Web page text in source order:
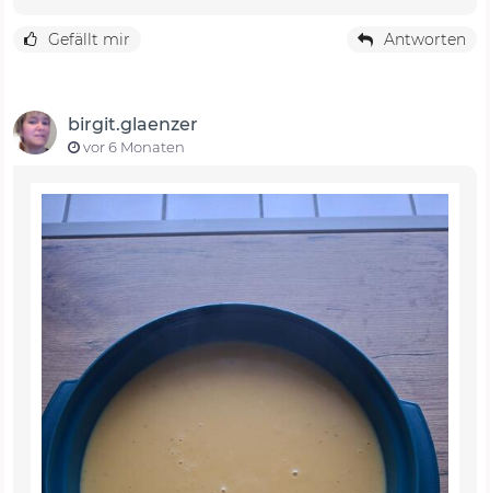
Gefällt mir Antworten
birgit.glaenzer
vor 6 Monaten